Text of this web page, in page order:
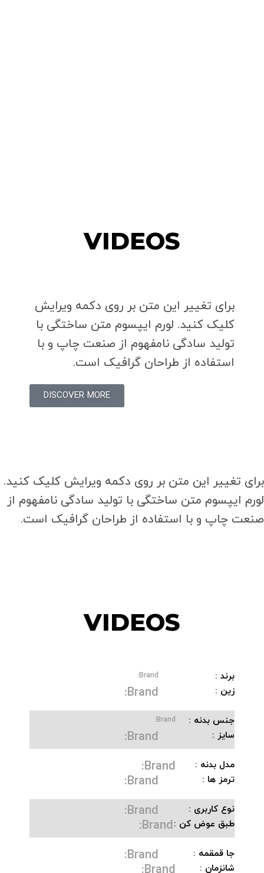
VIDEOS
برای تغییر این متن بر روی دکمه ویرایش
کلیک کنید. لورم ایپسوم متن ساختگی با
تولید سادگی نامفهوم از صنعت چاپ و با
استفاده از طراحان گرافیک است.
DISCOVER MORE
برای تغییر این متن بر روی دکمه ویرایش کلیک کنید.
لورم ایپسوم متن ساختگی با تولید سادگی نامفهوم از
صنعت چاپ و با استفاده از طراحان گرافیک است.
VIDEOS
برند : Brand:
زین : Brand:
جنس بدنه : Brand:
سایز : Brand:
مدل بدنه : Brand:
ترمز ها : Brand:
نوع کاربری : Brand:
طبق عوض کن :Brand:
جا قمقمه : Brand:
شانزمان :